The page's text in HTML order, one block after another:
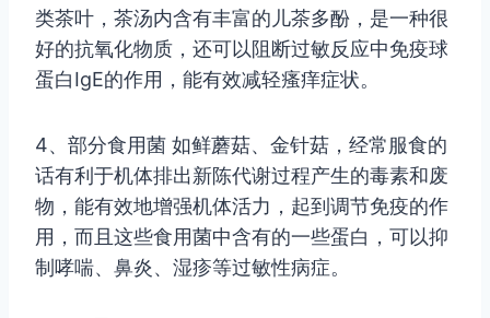
类茶叶，茶汤内含有丰富的儿茶多酚，是一种很
好的抗氧化物质，还可以阻断过敏反应中免疫球
蛋白IgE的作用，能有效减轻瘙痒症状。
4、部分食用菌 如鲜蘑菇、金针菇，经常服食的
话有利于机体排出新陈代谢过程产生的毒素和废
物，能有效地增强机体活力，起到调节免疫的作
用，而且这些食用菌中含有的一些蛋白，可以抑
制哮喘、鼻炎、湿疹等过敏性病症。